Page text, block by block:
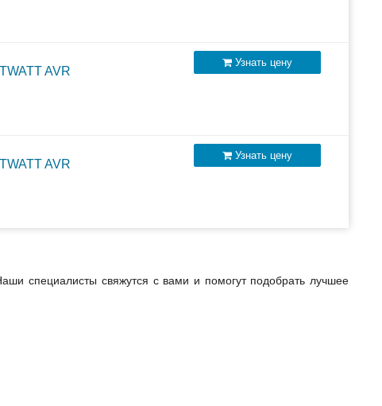
AVR
Узнать цену
AVR
Узнать цену
специалисты свяжутся с вами и помогут подобрать лучшее